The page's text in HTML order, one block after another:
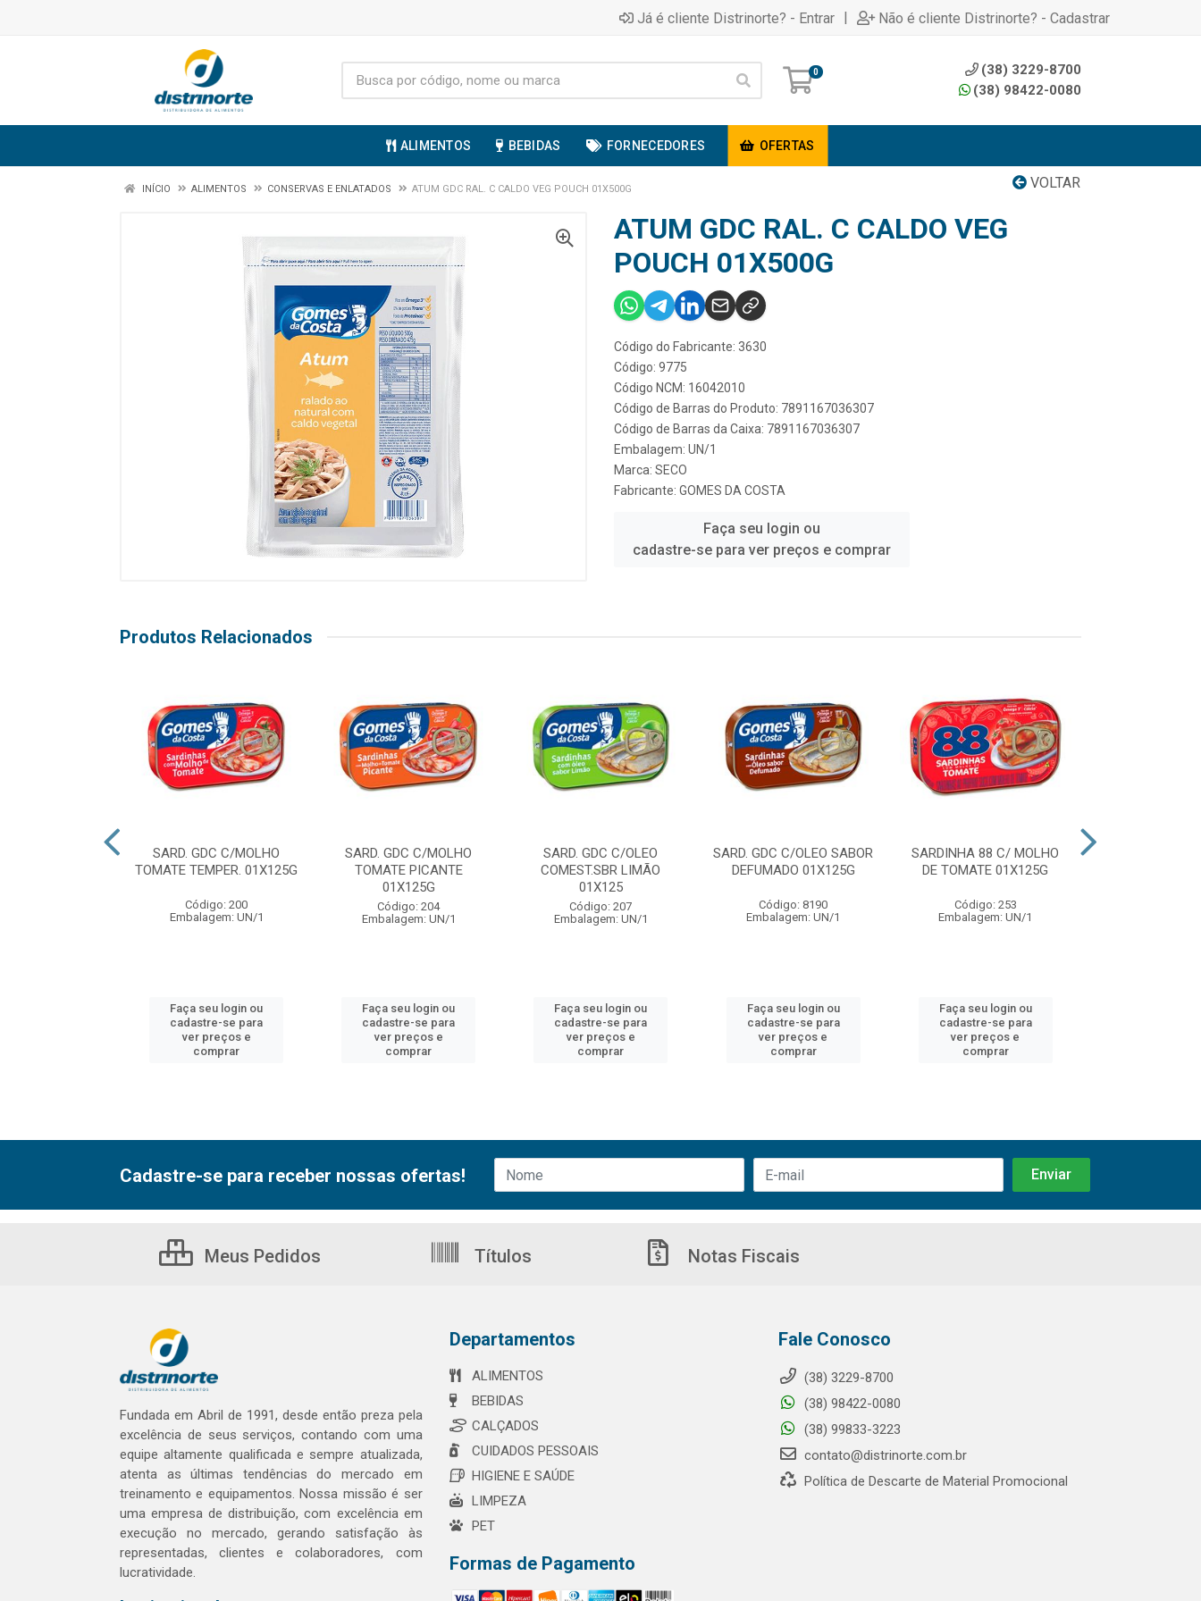
Já é cliente Distrinorte? - Entrar | Não é cliente Distrinorte? - Cadastrar
0
(38) 3229-8700
(38) 98422-0080
ALIMENTOS BEBIDAS FORNECEDORES OFERTAS
VOLTAR
INÍCIO ALIMENTOS CONSERVAS E ENLATADOS ATUM GDC RAL. C CALDO VEG POUCH 01X500G
ATUM GDC RAL. C CALDO VEG
POUCH 01X500G
Código do Fabricante: 3630
Código: 9775
Código NCM: 16042010
Código de Barras do Produto: 7891167036307
Código de Barras da Caixa: 7891167036307
Embalagem: UN/1
Marca: SECO
Fabricante: GOMES DA COSTA
Faça seu login ou
cadastre-se para ver preços e comprar
Produtos Relacionados
SARD. GDC C/MOLHO
TOMATE TEMPER. 01X125G
Código: 200
Embalagem: UN/1
Faça seu login ou
cadastre-se para
ver preços e
comprar
SARD. GDC C/MOLHO
TOMATE PICANTE
01X125G
Código: 204
Embalagem: UN/1
Faça seu login ou
cadastre-se para
ver preços e
comprar
SARD. GDC C/OLEO
COMEST.SBR LIMÃO
01X125
Código: 207
Embalagem: UN/1
Faça seu login ou
cadastre-se para
ver preços e
comprar
SARD. GDC C/OLEO SABOR
DEFUMADO 01X125G
Código: 8190
Embalagem: UN/1
Faça seu login ou
cadastre-se para
ver preços e
comprar
SARDINHA 88 C/ MOLHO
DE TOMATE 01X125G
Código: 253
Embalagem: UN/1
Faça seu login ou
cadastre-se para
ver preços e
comprar
Cadastre-se para receber nossas ofertas!
Meus Pedidos Títulos Notas Fiscais
Fundada em Abril de 1991, desde então preza pela
excelência de seus serviços, contando com uma
equipe altamente qualificada e sempre atualizada,
atenta as últimas tendências do mercado em
treinamento e equipamentos. Nossa missão é ser
uma empresa de distribuição, com excelência em
execução no mercado, gerando satisfação às
representadas, clientes e colaboradores, com
lucratividade.
Departamentos
ALIMENTOS
BEBIDAS
CALÇADOS
CUIDADOS PESSOAIS
HIGIENE E SAÚDE
LIMPEZA
PET
Formas de Pagamento
Fale Conosco
(38) 3229-8700
(38) 98422-0080
(38) 99833-3223
contato@distrinorte.com.br
Política de Descarte de Material Promocional